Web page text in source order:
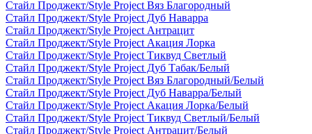
Стайл Проджект/Style Project Вяз Благородный
Стайл Проджект/Style Project Дуб Наварра
Стайл Проджект/Style Project Антрацит
Стайл Проджект/Style Project Акация Лорка
Стайл Проджект/Style Project Тиквуд Светлый
Стайл Проджект/Style Project Дуб Табак/Белый
Стайл Проджект/Style Project Вяз Благородный/Белый
Стайл Проджект/Style Project Дуб Наварра/Белый
Стайл Проджект/Style Project Акация Лорка/Белый
Стайл Проджект/Style Project Тиквуд Светлый/Белый
Стайл Проджект/Style Project Антрацит/Белый